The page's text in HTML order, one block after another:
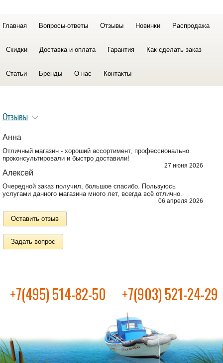
Главная Вопросы-ответы Отзывы Новинки Распродажа
Скидки Доставка и оплата Гарантия Как сделать заказ
Статьи Бренды О нас Контакты
Отзывы
Анна
Отличный магазин - хороший ассортимент, профессионально
проконсультировали и быстро доставили!
27 июня 2026
Алексей
Очередной заказ получил, большое спасибо. Пользуюсь
услугами данного магазина много лет, всегда всё отлично.
06 апреля 2026
Оставить отзыв
Задать вопрос
+7(495) 514-82-50 +7(903) 521-24-29